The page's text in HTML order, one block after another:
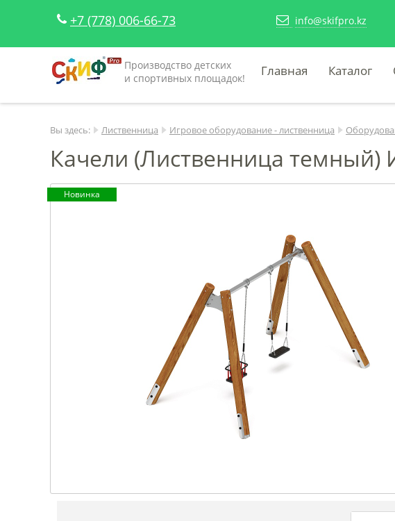
+7 (778) 006-66-73 info@skifpro.kz
Производство детских
и спортивных площадок!
Главная Каталог
Вы здесь: Лиственница Игровое оборудование - лиственница
Качели (Лиственница темный)
Новинка